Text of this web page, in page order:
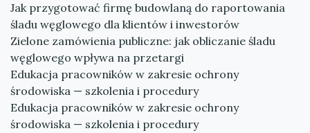
Jak przygotować firmę budowlaną do raportowania
śladu węglowego dla klientów i inwestorów
Zielone zamówienia publiczne: jak obliczanie śladu
węglowego wpływa na przetargi
Edukacja pracowników w zakresie ochrony
środowiska — szkolenia i procedury
Edukacja pracowników w zakresie ochrony
środowiska — szkolenia i procedury